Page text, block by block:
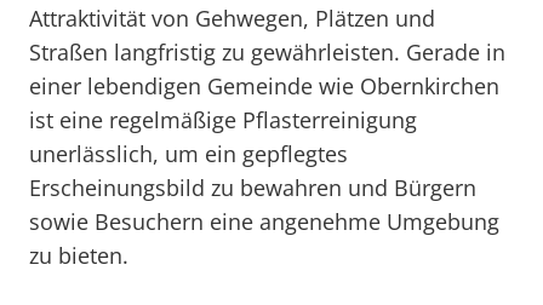
Attraktivität von Gehwegen, Plätzen und
Straßen langfristig zu gewährleisten. Gerade in
einer lebendigen Gemeinde wie Obernkirchen
ist eine regelmäßige Pflasterreinigung
unerlässlich, um ein gepflegtes
Erscheinungsbild zu bewahren und Bürgern
sowie Besuchern eine angenehme Umgebung
zu bieten.